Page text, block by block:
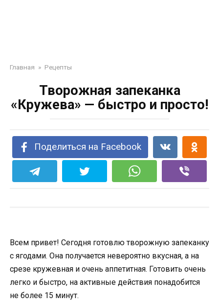
Главная » Рецепты
Творожная запеканка
«Кружева» — быстро и просто!
Поделиться на Facebook
Всем привет! Сегодня готовлю творожную запеканку
с ягодами. Она получается невероятно вкусная, а на
срезе кружевная и очень аппетитная. Готовить очень
легко и быстро, на активные действия понадобится
не более 15 минут.